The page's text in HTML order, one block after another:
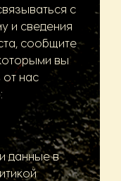
с
и сведения
сообщите
вы
от нас
данные в